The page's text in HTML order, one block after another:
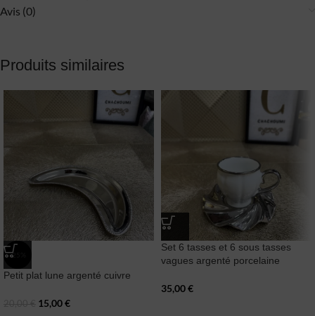
Avis (0)
Produits similaires
-25%
Petit plat lune argenté cuivre
15,00€
Set 6 tasses et 6 sous tasses
vagues argenté porcelaine
35,00€